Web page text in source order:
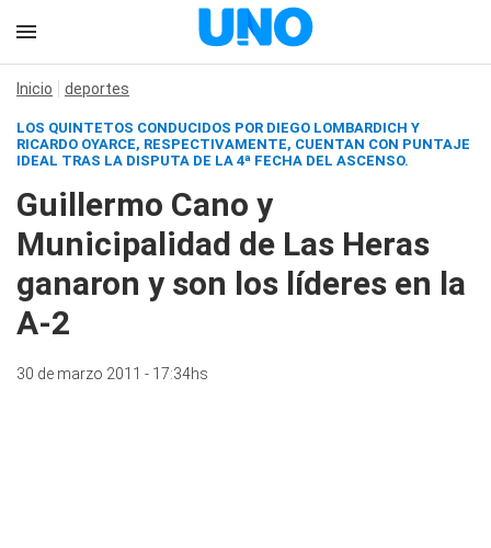
Inicio deportes
LOS QUINTETOS CONDUCIDOS POR DIEGO LOMBARDICH Y
RICARDO OYARCE, RESPECTIVAMENTE, CUENTAN CON PUNTAJE
IDEAL TRAS LA DISPUTA DE LA 4ª FECHA DEL ASCENSO.
Guillermo Cano y
Municipalidad de Las Heras
ganaron y son los líderes en la
A-2
30 de marzo 2011 - 17:34hs